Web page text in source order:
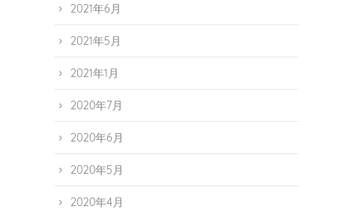
2021年6月
2021年5月
2021年1月
2020年7月
2020年6月
2020年5月
2020年4月